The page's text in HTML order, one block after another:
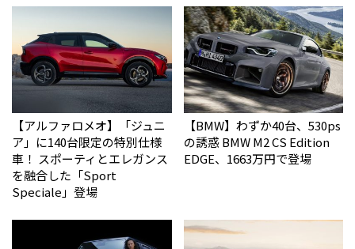
【アルファロメオ】「ジュニ
ア」に140台限定の特別仕様
車！ スポーティとエレガンス
を融合した「Sport
Speciale」登場
【BMW】わずか40台、530ps
の誘惑 BMW M2 CS Edition
EDGE、1663万円で登場